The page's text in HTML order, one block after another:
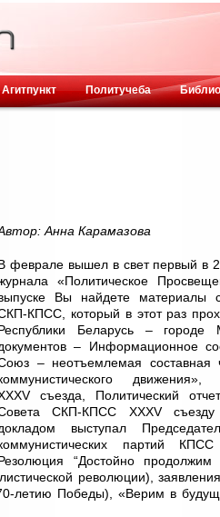
Агитпункт Политучеба
Анна Карамазова
феврале вышел в свет первый в
«Политическое
Вы найдете материалы
КПСС, который в этот раз
Беларусь – городе
– Информационное
– неотъемлемая составная
движения»,
съезда, Политический
СКП-КПСС XXXV
выступал
партий
“Достойно продолжим
революции),
летию Победы), «Верим в